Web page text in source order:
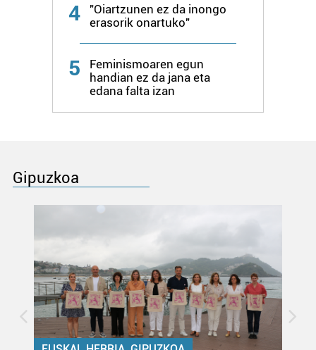
4
"Oiartzunen ez da inongo
erasorik onartuko"
5
Feminismoaren egun
handian ez da jana eta
edana falta izan
Gipuzkoa